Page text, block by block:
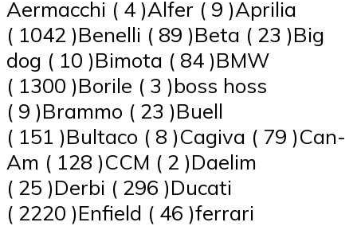
Aermacchi ( 4 )Alfer ( 9 )Aprilia
( 1042 )Benelli ( 89 )Beta ( 23 )Big
dog ( 10 )Bimota ( 84 )BMW
( 1300 )Borile ( 3 )boss hoss
( 9 )Brammo ( 23 )Buell
( 151 )Bultaco ( 8 )Cagiva ( 79 )Can-
Am ( 128 )CCM ( 2 )Daelim
( 25 )Derbi ( 296 )Ducati
( 2220 )Enfield ( 46 )ferrari